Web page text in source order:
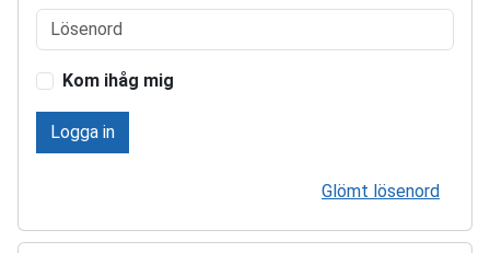
Kom ihåg mig
Logga in
Glömt lösenord